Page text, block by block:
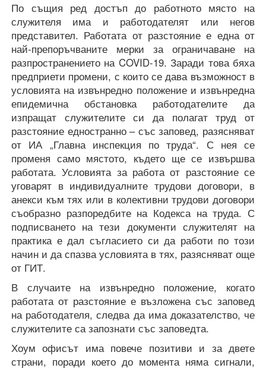
По същия ред достъп до работното място на
служителя има и работодателят или негов
представител. Работата от разстояние е една от
най-препоръчваните мерки за ограничаване на
разпространението на COVID-19. Заради това бяха
предприети промени, с които се дава възможност в
условията на извънредно положение и извънредна
епидемична обстановка работодателите да
изпращат служителите си да полагат труд от
разстояние едностранно – със заповед, разясняват
от ИА „Главна инспекция по труда“. С нея се
променя само мястото, където ще се извършва
работата. Условията за работа от разстояние се
уговарят в индивидуалните трудови договори, в
анекси към тях или в колективни трудови договори
съобразно разпоредбите на Кодекса на труда. С
подписването на тези документи служителят на
практика е дал съгласието си да работи по този
начин и да спазва условията в тях, разясняват още
от ГИТ.
В случаите на извънредно положение, когато
работата от разстояние е възложена със заповед
на работодателя, следва да има доказателство, че
служителите са запознати със заповедта.
Хоум офисът има повече позитиви и за двете
страни, поради което до момента няма сигнали,